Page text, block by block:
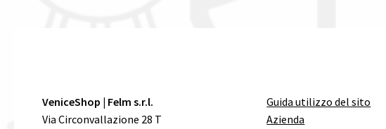
VeniceShop | Felm s.r.l.
Via Circonvallazione 28 T
Guida utilizzo del sito
Azienda